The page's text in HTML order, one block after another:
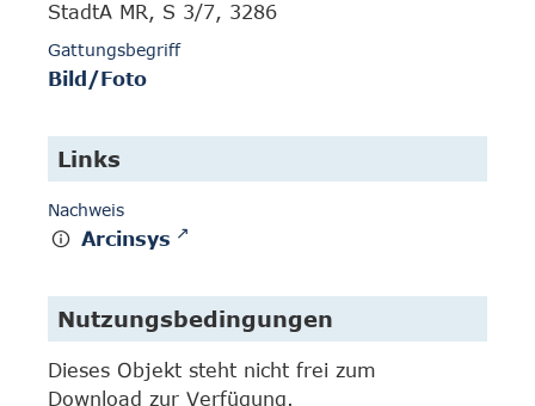
StadtA MR, S 3/7, 3286
Gattungsbegriff
Bild/Foto
Links
Nachweis
Arcinsys
Nutzungsbedingungen
Dieses Objekt steht nicht frei zum
Download zur Verfügung.